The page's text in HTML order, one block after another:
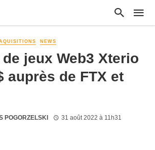
NEWS
jeux Web3 Xterio
auprès de FTX et
POGORZELSKI 31 août 2022 à 11h31